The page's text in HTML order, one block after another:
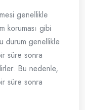
genellikle
koruması gibi
durum genellikle
süre sonra
Bu nedenle,
süre sonra